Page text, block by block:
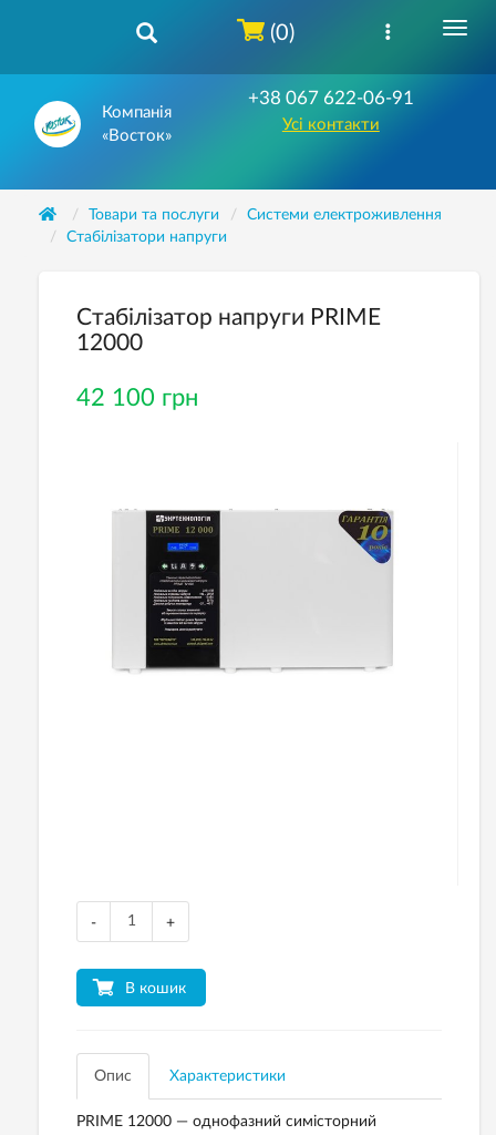
Компанія
«Восток»
+38 067 622-06-91
Усі контакти
(0)
Товари та послуги
Системи електроживлення
Стабілізатори напруги
Стабілізатор напруги PRIME
12000
42 100 грн
- +
В кошик
Опис Характеристики
PRIME 12000 — однофазний симісторний